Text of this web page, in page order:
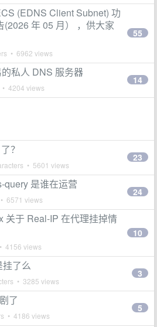
(EDNS Client Subnet) 功
(2026 年 05 月） ，供大家
• 6962 views
55
私人 DNS 服务器
4204 views
14
？
• 5601 views
23
query 是谁在运营
6571 views
24
关于 Real-IP 在代理挂掉情
4156 views
10
了么
• 3285 views
3
了
• 4186 views
5